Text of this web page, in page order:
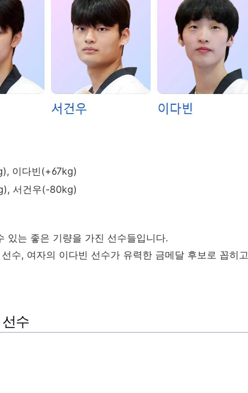
이다빈(+67kg)
서건우(-80kg)
있는 좋은 기량을 가진 선수들입니다.
수, 여자의 이다빈 선수가 유력한 금메달 후보로 꼽히고
수